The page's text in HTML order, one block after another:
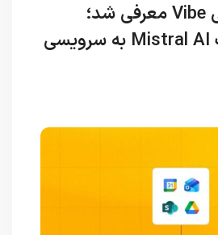
هوش مصنوعی Vibe معرفی شد؛
ری‌برند چت‌بات Mistral AI به سرویسی